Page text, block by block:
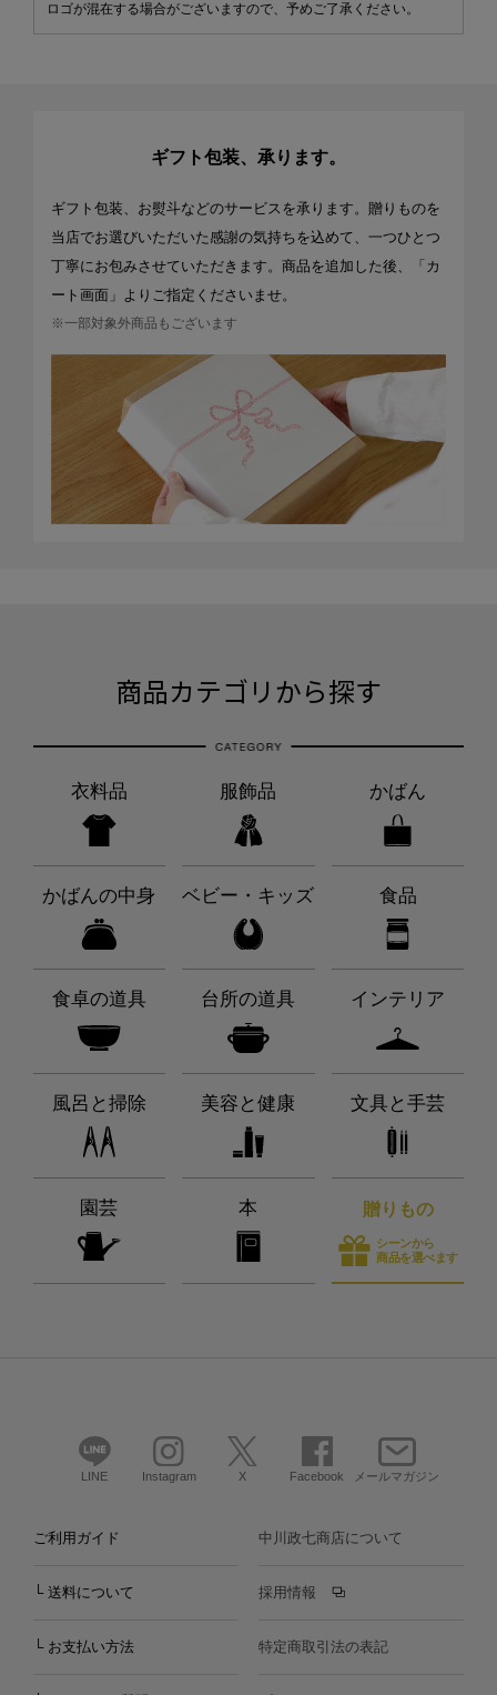
ロゴが混在する場合がございますので、予めご了承ください。
ギフト包装、承ります。
ギフト包装、お熨斗などのサービスを承ります。贈りものを
当店でお選びいただいた感謝の気持ちを込めて、一つひとつ
丁寧にお包みさせていただきます。商品を追加した後、「カ
ート画面」よりご指定くださいませ。
※一部対象外商品もございます
商品カテゴリから探す
衣料品 服飾品 かばん
かばんの中身 ベビー・キッズ 食品
食卓の道具 台所の道具 インテリア
風呂と掃除 美容と健康 文具と手芸
園芸 本 贈りもの
シーンから
商品を選べます
LINE Instagram X Facebook メールマガジン
ご利用ガイド
└ 送料について
└ お支払い方法
中川政七商店について
採用情報
特定商取引法の表記